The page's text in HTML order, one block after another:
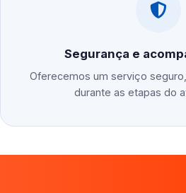
Segurança e
Oferecemos um serviço
durante as etapas do